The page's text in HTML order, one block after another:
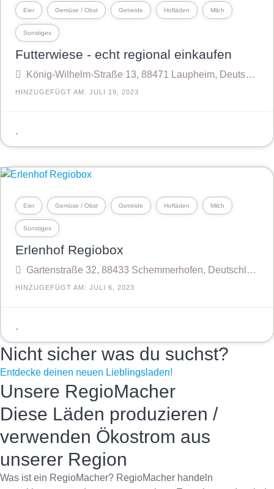
Eier Gemüse / Obst Getreide Hofläden Milch
Sonstiges
Futterwiese - echt regional einkaufen
König-Wilhelm-Straße 13, 88471 Laupheim, Deutschland
HINZUGEFÜGT AM: JULI 19, 2023
Eier Gemüse / Obst Getreide Hofläden Milch
Sonstiges
Erlenhof Regiobox
Gartenstraße 32, 88433 Schemmerhofen, Deutschland
HINZUGEFÜGT AM: JULI 6, 2023
Nicht sicher was du suchst?
Entdecke deinen neuen Lieblingsladen!
Unsere RegioMacher
Diese Läden produzieren /
verwenden Ökostrom aus
unserer Region
Was ist ein RegioMacher? RegioMacher handeln